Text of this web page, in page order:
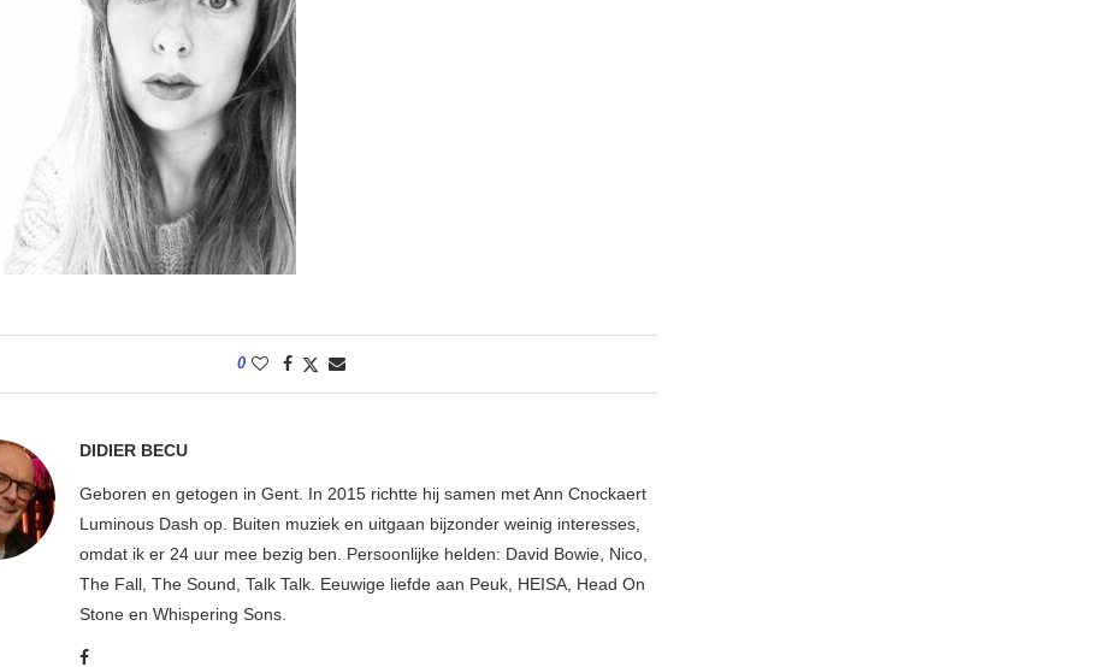
0
DIDIER BECU
Geboren en getogen in Gent. In 2015 richtte hij samen met Ann Cnockaert
Luminous Dash op. Buiten muziek en uitgaan bijzonder weinig interesses,
omdat ik er 24 uur mee bezig ben. Persoonlijke helden: David Bowie, Nico,
The Fall, The Sound, Talk Talk. Eeuwige liefde aan Peuk, HEISA, Head On
Stone en Whispering Sons.